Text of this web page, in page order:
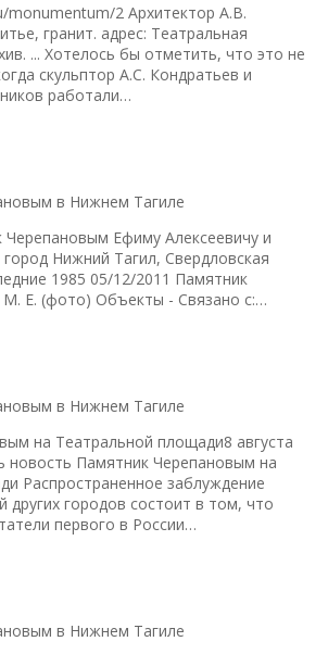
monumentum/2 Архитектор А.В.
гранит. адрес: Театральная
... Хотелось бы отметить, что это не
скульптор А.С. Кондратьев и
работали…
в Нижнем Тагиле
Ефиму Алексеевичу и
Нижний Тагил, Свердловская
1985 05/12/2011 Памятник
Е. (фото) Объекты - Связано с:…
в Нижнем Тагиле
на Театральной площади8 августа
новость Памятник Черепановым на
Распространенное заблуждение
других городов состоит в том, что
первого в России…
в Нижнем Тагиле